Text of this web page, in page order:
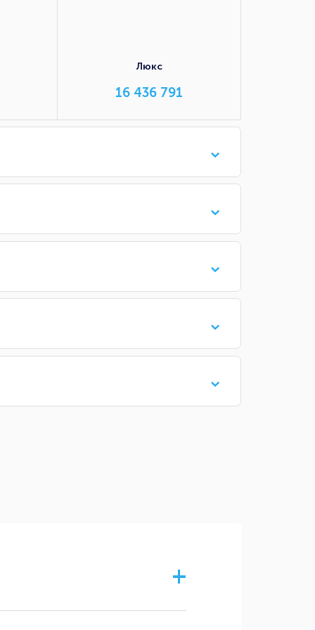
Люкс
16 436 791